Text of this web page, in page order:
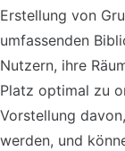
Erstellung von
umfassenden
Nutzern, ihre
Platz optimal zu
Vorstellung
werden, und